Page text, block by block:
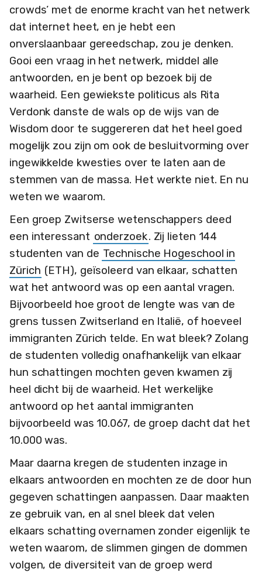
crowds’ met de enorme kracht van het netwerk
dat internet heet, en je hebt een
onverslaanbaar gereedschap, zou je denken.
Gooi een vraag in het netwerk, middel alle
antwoorden, en je bent op bezoek bij de
waarheid. Een gewiekste politicus als Rita
Verdonk danste de wals op de wijs van de
Wisdom door te suggereren dat het heel goed
mogelijk zou zijn om ook de besluitvorming over
ingewikkelde kwesties over te laten aan de
stemmen van de massa. Het werkte niet. En nu
weten we waarom.
Een groep Zwitserse wetenschappers deed
een interessant onderzoek. Zij lieten 144
studenten van de Technische Hogeschool in
Zürich (ETH), geïsoleerd van elkaar, schatten
wat het antwoord was op een aantal vragen.
Bijvoorbeeld hoe groot de lengte was van de
grens tussen Zwitserland en Italië, of hoeveel
immigranten Zürich telde. En wat bleek? Zolang
de studenten volledig onafhankelijk van elkaar
hun schattingen mochten geven kwamen zij
heel dicht bij de waarheid. Het werkelijke
antwoord op het aantal immigranten
bijvoorbeeld was 10.067, de groep dacht dat het
10.000 was.
Maar daarna kregen de studenten inzage in
elkaars antwoorden en mochten ze de door hun
gegeven schattingen aanpassen. Daar maakten
ze gebruik van, en al snel bleek dat velen
elkaars schatting overnamen zonder eigenlijk te
weten waarom, de slimmen gingen de dommen
volgen, de diversiteit van de groep werd